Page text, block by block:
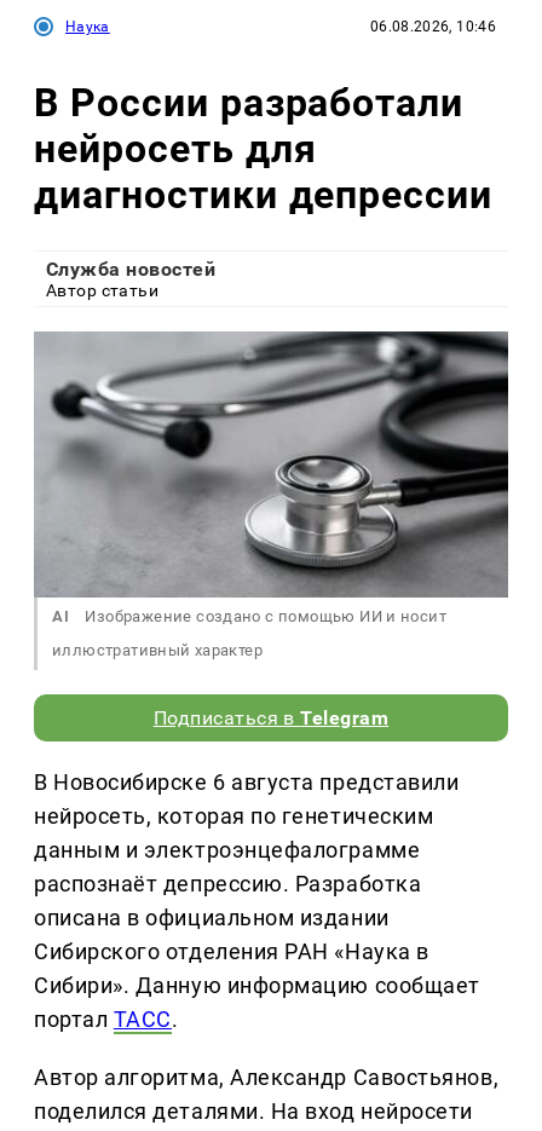
Наука 06.08.2026, 10:46
В России разработали
нейросеть для
диагностики депрессии
Служба новостей
Автор статьи
AI
Изображение создано с помощью ИИ и носит
иллюстративный характер
Подписаться вTelegram
В Новосибирске 6 августа представили
нейросеть, которая по генетическим
данным и электроэнцефалограмме
распознаёт депрессию. Разработка
описана в официальном издании
Сибирского отделения РАН «Наука в
Сибири». Данную информацию сообщает
портал ТАСС.
Автор алгоритма, Александр Савостьянов,
поделился деталями. На вход нейросети